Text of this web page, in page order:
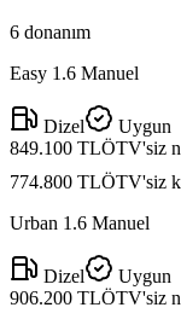
6 donanım
Easy 1.6 Manuel
Dizel
Uygun
849.100 TLÖTV'siz
774.800 TLÖTV'siz
Urban 1.6 Manuel
Dizel
Uygun
906.200 TLÖTV'siz